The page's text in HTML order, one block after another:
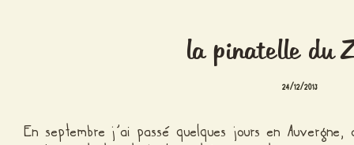
la pinatelle du
24/12/2013
En septembre j’ai passé quelques jours en